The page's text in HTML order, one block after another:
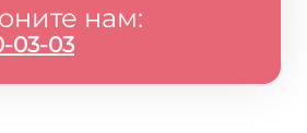
нам:
03-03